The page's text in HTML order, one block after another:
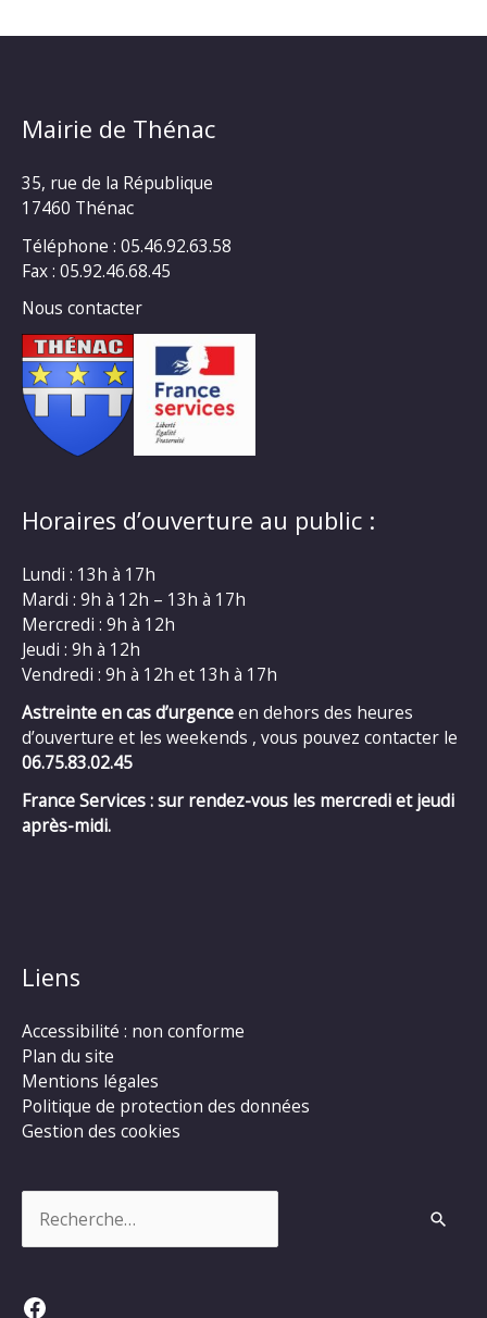
Mairie de Thénac
35, rue de la République
17460 Thénac
Téléphone : 05.46.92.63.58
Fax : 05.92.46.68.45
Nous contacter
Horaires d’ouverture au public :
Lundi : 13h à 17h
Mardi : 9h à 12h – 13h à 17h
Mercredi : 9h à 12h
Jeudi : 9h à 12h
Vendredi : 9h à 12h et 13h à 17h
Astreinte en cas d’urgenceen dehors des heures
d’ouverture et les weekends , vous pouvez contacter le
06.75.83.02.45
France Services : sur rendez-vous les mercredi et jeudi
après-midi.
Liens
Accessibilité : non conforme
Plan du site
Mentions légales
Politique de protection des données
Gestion des cookies
Facebook